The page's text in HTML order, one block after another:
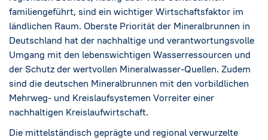
familiengeführt, sind ein wichtiger Wirtschaftsfaktor im
ländlichen Raum. Oberste Priorität der Mineralbrunnen in
Deutschland hat der nachhaltige und verantwortungsvolle
Umgang mit den lebenswichtigen Wasserressourcen und
der Schutz der wertvollen Mineralwasser-Quellen. Zudem
sind die deutschen Mineralbrunnen mit den vorbildlichen
Mehrweg- und Kreislaufsystemen Vorreiter einer
nachhaltigen Kreislaufwirtschaft.
Die mittelständisch geprägte und regional verwurzelte